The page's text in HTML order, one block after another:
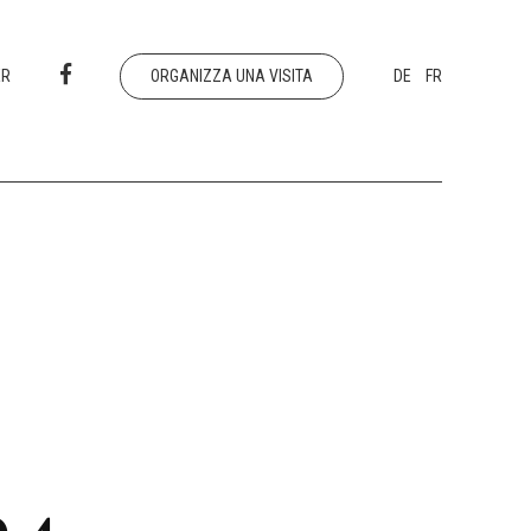
ORGANIZZA UNA VISITA DE FR